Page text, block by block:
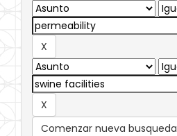
Comenzar nueva busqueda